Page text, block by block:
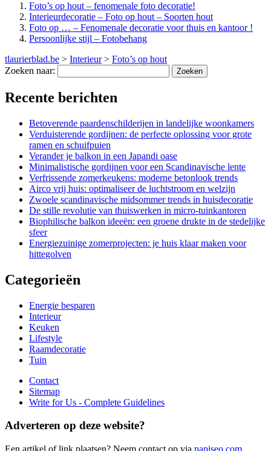
Foto’s op hout – fenomenale foto decoratie!
Interieurdecoratie – Foto op hout – Soorten hout
Foto op … – Fenomenale decoratie voor thuis en kantoor !
Persoonlijke stijl – Fotobehang
tlaurierblad.be > Interieur> Foto’s op hout
Zoeken naar:
Recente berichten
Betoverende paardenschilderijen in landelijke woonkamers
Verduisterende gordijnen: de perfecte oplossing voor grote
ramen en schuifpuien
Verander je balkon in een Japandi oase
Minimalistische gordijnen voor een Scandinavische lente
Verfrissende zomerkeukens: moderne betonlook trends
Airco vrij huis: optimaliseer de luchtstroom en welzijn
Zwoele scandinavische midsommer trends in huisdecoratie
De stille revolutie van thuiswerken in micro-tuinkantoren
Biophilische balkon ideeën: een groene drukte in de stedelijke
sfeer
Energiezuinige zomerprojecten: je huis klaar maken voor
hittegolven
Categorieën
Energie besparen
Interieur
Keuken
Lifestyle
Raamdecoratie
Tuin
Contact
Sitemap
Write for Us - Complete Guidelines
Adverteren op deze website?
Een artikel of link plaatsen? Neem contact op via napiseo.com